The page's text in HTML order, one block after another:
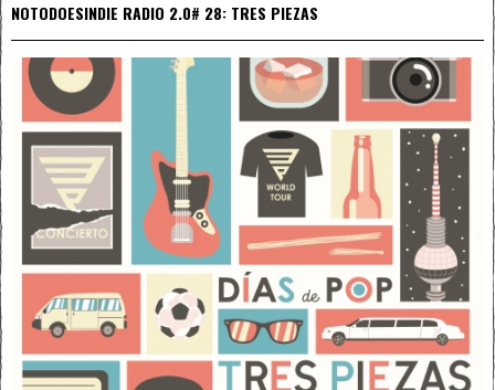
NOTODOESINDIE RADIO 2.0# 28: TRES PIEZAS